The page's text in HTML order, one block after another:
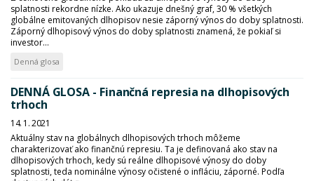
splatnosti rekordne nízke. Ako ukazuje dnešný graf, 30 % všetkých
globálne emitovaných dlhopisov nesie záporný výnos do doby splatnosti.
Záporný dlhopisový výnos do doby splatnosti znamená, že pokiaľ si
investor...
Denná glosa
DENNÁ GLOSA - Finančná represia na dlhopisových
trhoch
14. 1. 2021
Aktuálny stav na globálnych dlhopisových trhoch môžeme
charakterizovať ako finančnú represiu. Ta je definovaná ako stav na
dlhopisových trhoch, kedy sú reálne dlhopisové výnosy do doby
splatnosti, teda nominálne výnosy očistené o infláciu, záporné. Podľa